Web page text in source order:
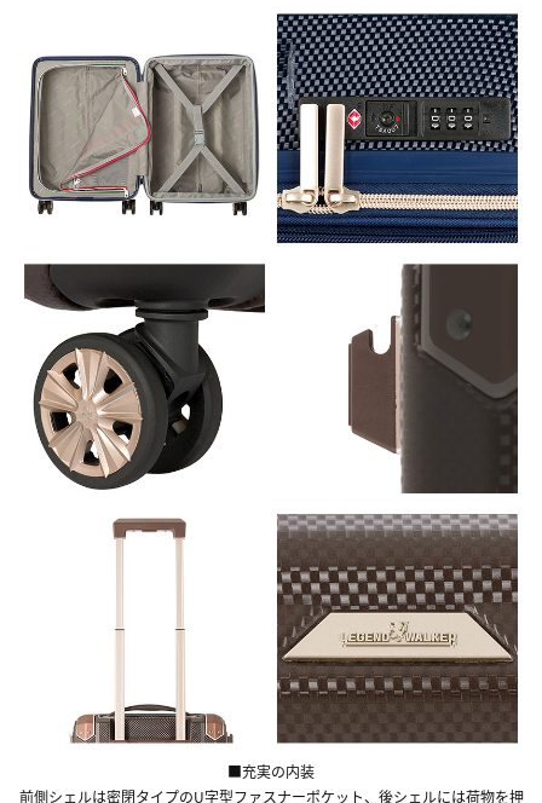
■充実の内装
前側シェルは密閉タイプのU字型ファスナーポケット、後シェルには荷物を押